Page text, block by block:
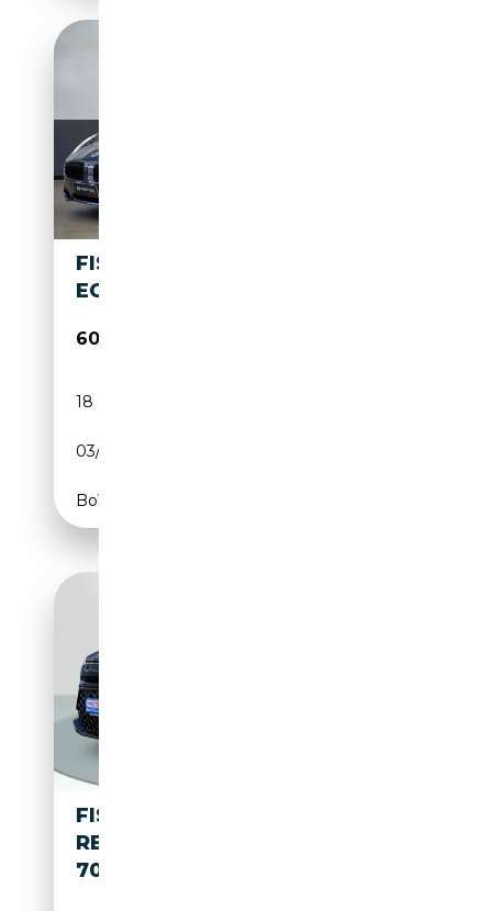
FISKER KARMA
ECOSPORT
60 000€
18 000 km
03/2012
Boîte automatique
FISKER OCEAN ONE 113KWH
REICHWEITE NACH WLTP
707KM